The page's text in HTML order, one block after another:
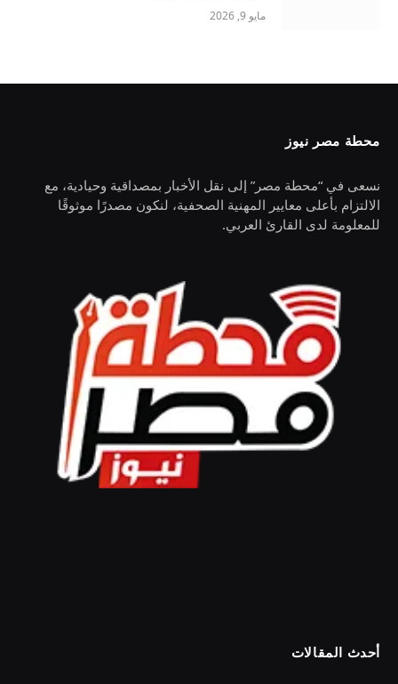
مايو 9, 2026
محطة مصر نيوز
نسعى في “محطة مصر” إلى نقل الأخبار بمصداقية وحيادية، مع
الالتزام بأعلى معايير المهنية الصحفية، لنكون مصدرًا موثوقًا
للمعلومة لدى القارئ العربي.
أحدث المقالات